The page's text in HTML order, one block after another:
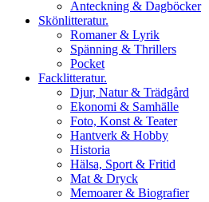
Anteckning & Dagböcker
Skönlitteratur.
Romaner & Lyrik
Spänning & Thrillers
Pocket
Facklitteratur.
Djur, Natur & Trädgård
Ekonomi & Samhälle
Foto, Konst & Teater
Hantverk & Hobby
Historia
Hälsa, Sport & Fritid
Mat & Dryck
Memoarer & Biografier